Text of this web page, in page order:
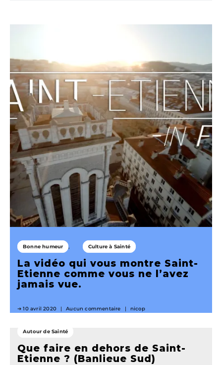
Bonne humeur Culture à Sainté
La vidéo qui vous montre Saint-
Etienne comme vous ne l’avez
jamais vue.
10 avril 2020 Aucun commentaire nicop
Autour de Sainté
Que faire en dehors de Saint-
Etienne ? (Banlieue Sud)